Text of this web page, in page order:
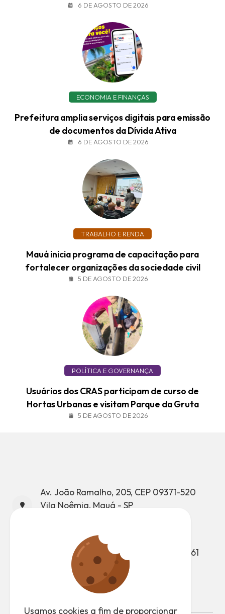
6 DE AGOSTO DE 2026
ECONOMIA E FINANÇAS
Prefeitura amplia serviços digitais para emissão
de documentos da Dívida Ativa
6 DE AGOSTO DE 2026
TRABALHO E RENDA
Mauá inicia programa de capacitação para
fortalecer organizações da sociedade civil
5 DE AGOSTO DE 2026
POLÍTICA E GOVERNANÇA
Usuários dos CRAS participam de curso de
Hortas Urbanas e visitam Parque da Gruta
5 DE AGOSTO DE 2026
Av. João Ramalho, 205, CEP 09371-520
Vila Noêmia, Mauá - SP
Telefone: (11) 4512-7500
Atendimento ao Munícipe: (11) 4512-7661
Ouvidoria: (11) 4512-7847
Usamos cookies a fim de proporcionar